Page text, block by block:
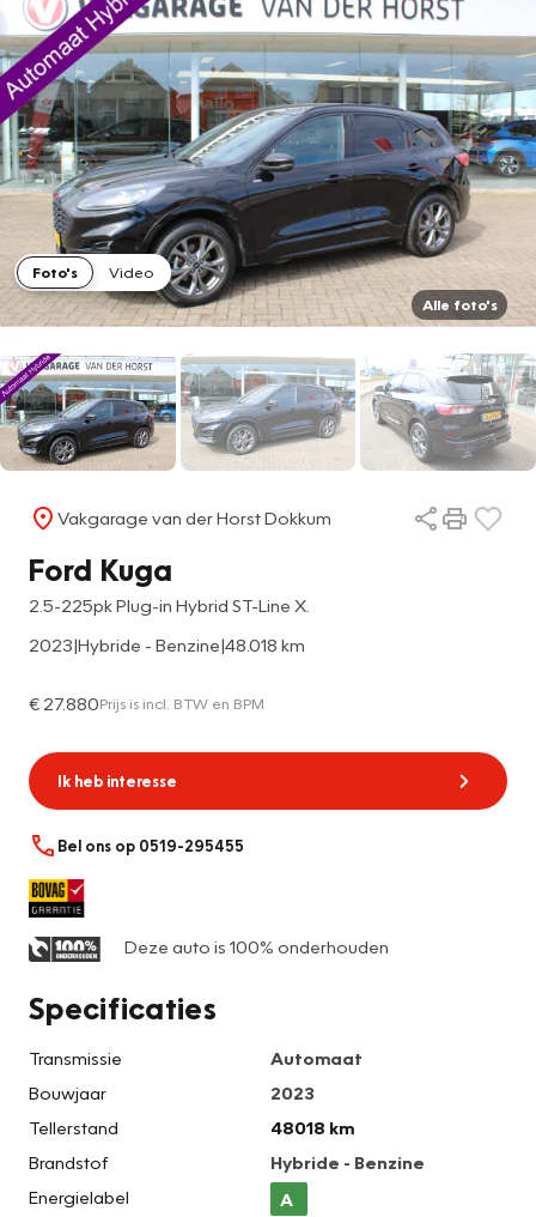
Foto's
Video
Alle foto's
Vakgarage van der Horst Dokkum
Ford Kuga
2.5-225pk Plug-in Hybrid ST-Line X.
2023|Hybride - Benzine|48.018 km
€ 27.880Prijs is incl. BTW en BPM
Ik heb interesse
Bel ons op 0519-295455
Deze auto is 100% onderhouden
Specificaties
Transmissie
Automaat
Bouwjaar
2023
Tellerstand
48018 km
Brandstof
Hybride - Benzine
Energielabel
A